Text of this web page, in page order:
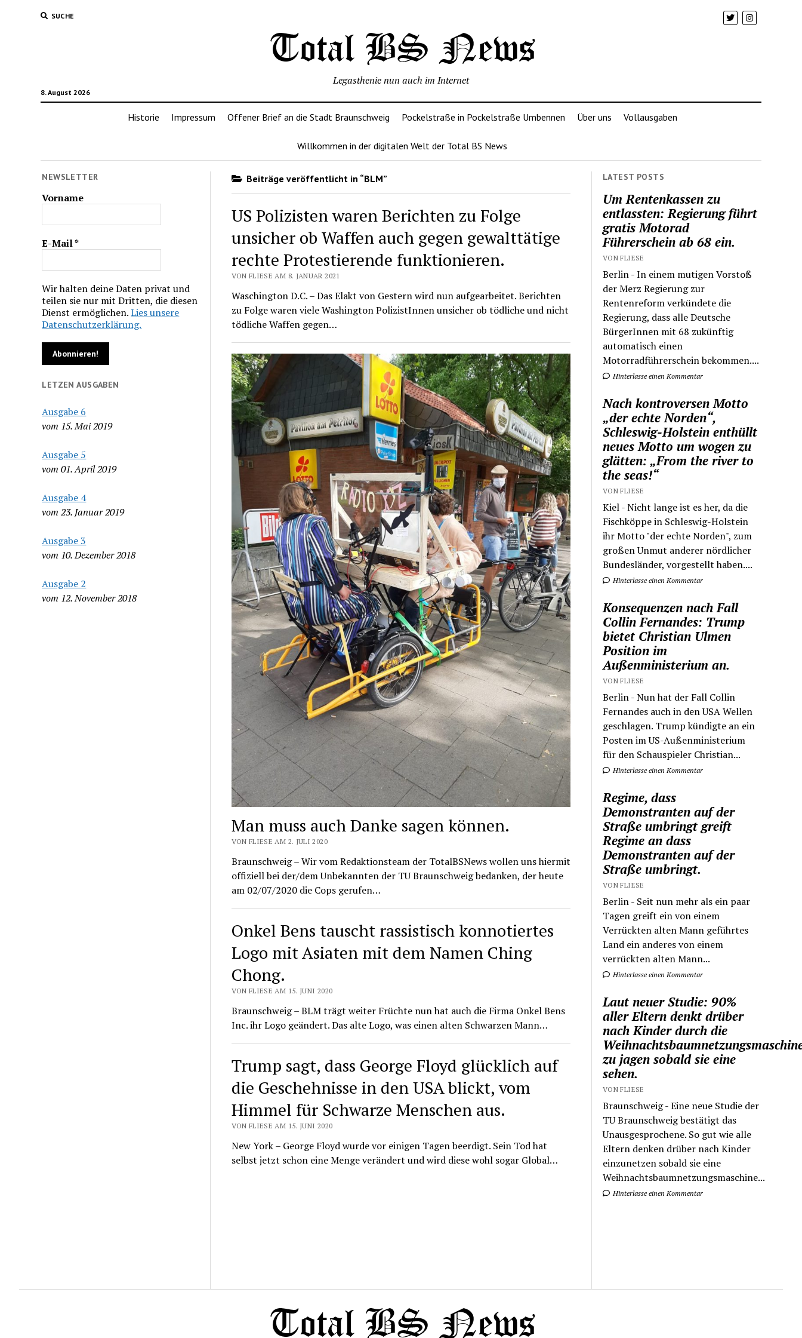
SUCHE
8. August 2026
Legasthenie nun auch im Internet
Historie Impressum Offener Brief an die Stadt Braunschweig Pockelstraße in Pockelstraße Umbennen Über uns Vollausgaben
Willkommen in der digitalen Welt der Total BS News
NEWSLETTER
Vorname
E-Mail*
Wir halten deine Daten privat und
teilen sie nur mit Dritten, die diesen
Dienst ermöglichen.Lies unsere
Datenschutzerklärung.
LETZEN AUSGABEN
Ausgabe 6
vom 15. Mai 2019
Ausgabe 5
vom 01. April 2019
Ausgabe 4
vom 23. Januar 2019
Ausgabe 3
vom 10. Dezember 2018
Ausgabe 2
vom 12. November 2018
Beiträge veröffentlicht in “BLM”
US Polizisten waren Berichten zu Folge
unsicher ob Waffen auch gegen gewalttätige
rechte Protestierende funktionieren.
VON FLIESE AM 8. JANUAR 2021
Waschington D.C. – Das Elakt von Gestern wird nun aufgearbeitet. Berichten
zu Folge waren viele Washington PolizistInnen unsicher ob tödliche und nicht
tödliche Waffen gegen…
Man muss auch Danke sagen können.
VON FLIESE AM 2. JULI 2020
Braunschweig – Wir vom Redaktionsteam der TotalBSNews wollen uns hiermit
offiziell bei der/dem Unbekannten der TU Braunschweig bedanken, der heute
am 02/07/2020 die Cops gerufen…
Onkel Bens tauscht rassistisch konnotiertes
Logo mit Asiaten mit dem Namen Ching
Chong.
VON FLIESE AM 15. JUNI 2020
Braunschweig – BLM trägt weiter Früchte nun hat auch die Firma Onkel Bens
Inc. ihr Logo geändert. Das alte Logo, was einen alten Schwarzen Mann…
Trump sagt, dass George Floyd glücklich auf
die Geschehnisse in den USA blickt, vom
Himmel für Schwarze Menschen aus.
VON FLIESE AM 15. JUNI 2020
New York – George Floyd wurde vor einigen Tagen beerdigt. Sein Tod hat
selbst jetzt schon eine Menge verändert und wird diese wohl sogar Global…
LATEST POSTS
Um Rentenkassen zu
entlassten: Regierung führt
gratis Motorad
Führerschein ab 68 ein.
VON FLIESE
Berlin - In einem mutigen Vorstoß
der Merz Regierung zur
Rentenreform verkündete die
Regierung, dass alle Deutsche
BürgerInnen mit 68 zukünftig
automatisch einen
Motorradführerschein bekommen....
Hinterlasse einen Kommentar
Nach kontroversen Motto
„der echte Norden“,
Schleswig-Holstein enthüllt
neues Motto um wogen zu
glätten: „From the river to
the seas!“
VON FLIESE
Kiel - Nicht lange ist es her, da die
Fischköppe in Schleswig-Holstein
ihr Motto "der echte Norden", zum
großen Unmut anderer nördlicher
Bundesländer, vorgestellt haben....
Hinterlasse einen Kommentar
Konsequenzen nach Fall
Collin Fernandes: Trump
bietet Christian Ulmen
Position im
Außenministerium an.
VON FLIESE
Berlin - Nun hat der Fall Collin
Fernandes auch in den USA Wellen
geschlagen. Trump kündigte an ein
Posten im US-Außenministerium
für den Schauspieler Christian...
Hinterlasse einen Kommentar
Regime, dass
Demonstranten auf der
Straße umbringt greift
Regime an dass
Demonstranten auf der
Straße umbringt.
VON FLIESE
Berlin - Seit nun mehr als ein paar
Tagen greift ein von einem
Verrückten alten Mann geführtes
Land ein anderes von einem
verrückten alten Mann...
Hinterlasse einen Kommentar
Laut neuer Studie: 90%
aller Eltern denkt drüber
nach Kinder durch die
zu jagen sobald sie eine
sehen.
VON FLIESE
Braunschweig - Eine neue Studie der
TU Braunschweig bestätigt das
Unausgesprochene. So gut wie alle
Eltern denken drüber nach Kinder
einzunetzen sobald sie eine
Weihnachtsbaumnetzungsmaschine...
Hinterlasse einen Kommentar